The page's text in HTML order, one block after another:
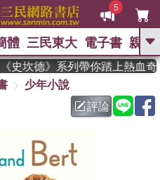
5
GO
東野圭吾 、
父親節 、 如果歷
暑期推薦 、 國際布克
代
、 數學女孩：黎曼猜想
迷走神經
體 三民東大 電子書 親子
坎德》系列帶你踏上熱血奇
少年小說
評論